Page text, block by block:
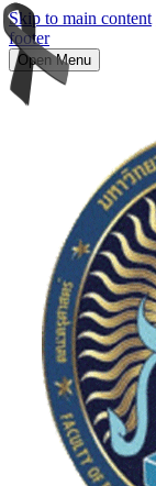
Skip to main content
footer
Open Menu